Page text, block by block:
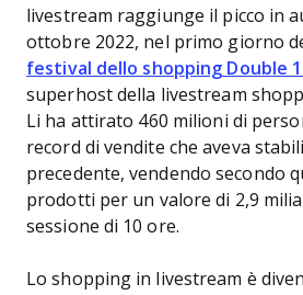
livestream raggiunge il picco in
ottobre 2022, nel primo giorno
festival dello shopping Double
superhost della livestream
Li ha attirato 460 milioni di
record di vendite che aveva
precedente, vendendo secondo
prodotti per un valore di 2,9
sessione di 10 ore.
Lo shopping in livestream è